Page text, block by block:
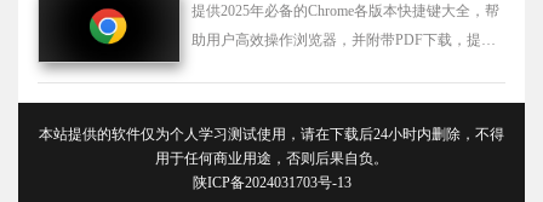
提供2025年必备的Chrome各版本快捷键大全，帮
助用户高效操作浏览器，并附带PDF下载，提升
本站提供的软件仅为个人学习测试使用，请在下载后24小时内删除，不得
用于任何商业用途，否则后果自负。
陕ICP备2024031703号-13